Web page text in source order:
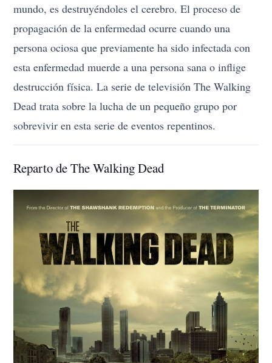
mundo, es destruyéndoles el cerebro. El proceso de
propagación de la enfermedad ocurre cuando una
persona ociosa que previamente ha sido infectada con
esta enfermedad muerde a una persona sana o inflige
destrucción física. La serie de televisión The Walking
Dead trata sobre la lucha de un pequeño grupo por
sobrevivir en esta serie de eventos repentinos.
Reparto de The Walking Dead